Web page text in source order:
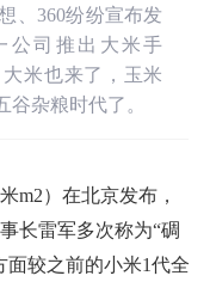
、360纷纷宣布发
公司推出大米手
米也来了，玉米
杂粮时代了。
m2）在北京发布，
长雷军多次称为“碉
面较之前的小米1代全